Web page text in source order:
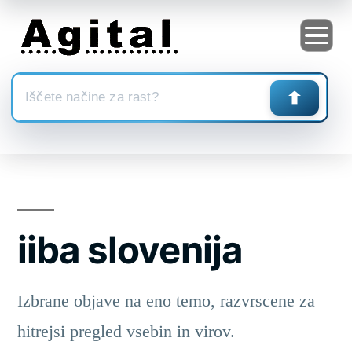
Skoči
vsebino
iiba slovenija
Izbrane objave na eno temo, razvrscene za
hitrejsi pregled vsebin in virov.